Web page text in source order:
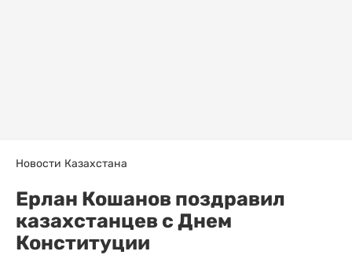
Новости Казахстана
Ерлан Кошанов поздравил
казахстанцев с Днем
Конституции